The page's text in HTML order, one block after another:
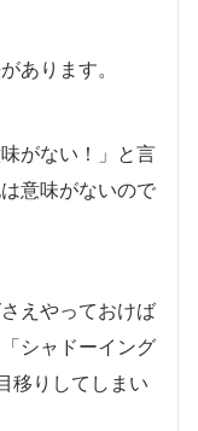
あります。
がない！」と言
意味がないので
えやっておけば
シャドーイング
移りしてしまい